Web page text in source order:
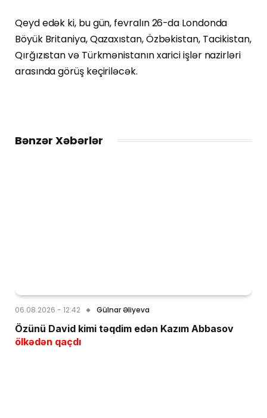
Qeyd edək ki, bu gün, fevralın 26-da Londonda
Böyük Britaniya, Qazaxıstan, Özbəkistan, Tacikistan,
Qırğızıstan və Türkmənistanın xarici işlər nazirləri
arasında görüş keçiriləcək.
Bənzər Xəbərlər
06.08.2026 - 12:42 Gülnar Əliyeva
Özünü David kimi təqdim edən Kazım Abbasov
ölkədən qaçdı